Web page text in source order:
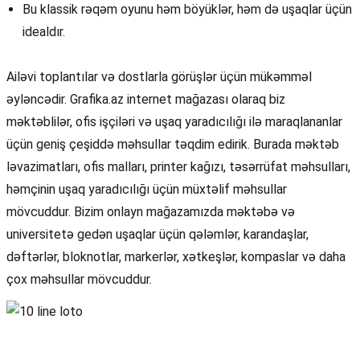
Bu klassik rəqəm oyunu həm böyüklər, həm də uşaqlar üçün
idealdır.
Ailəvi toplantılar və dostlarla görüşlər üçün mükəmməl
əyləncədir. Grafika.az internet mağazası olaraq biz
məktəblilər, ofis işçiləri və uşaq yaradıcılığı ilə maraqlananlar
üçün geniş çeşiddə məhsullar təqdim edirik. Burada məktəb
ləvazimatları, ofis malları, printer kağızı, təsərrüfat məhsulları,
həmçinin uşaq yaradıcılığı üçün müxtəlif məhsullar
mövcuddur. Bizim onlayn mağazamızda məktəbə və
universitetə gedən uşaqlar üçün qələmlər, karandaşlar,
dəftərlər, bloknotlar, markerlər, xətkeşlər, kompaslar və daha
çox məhsullar mövcuddur.